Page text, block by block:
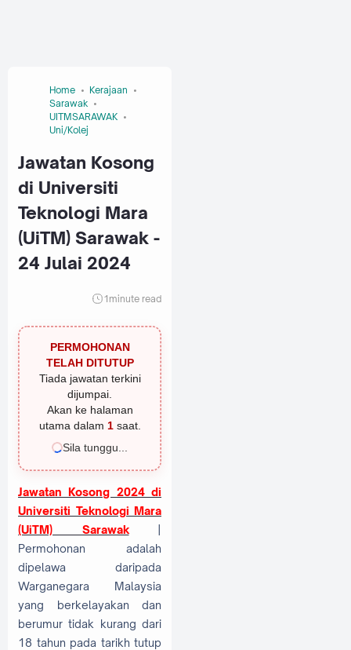
Home
Kerajaan
Sarawak
UITMSARAWAK
Uni/Kolej
Jawatan Kosong
di Universiti
Teknologi Mara
(UiTM) Sarawak -
24 Julai 2024
1 minute read
PERMOHONAN
TELAH DITUTUP
Tiada jawatan terkini
dijumpai.
Akan ke halaman
utama dalam 1saat.
Sila tunggu...
Jawatan Kosong 2024 di
Universiti Teknologi Mara
(UiTM) Sarawak|
Permohonan adalah
dipelawa daripada
Warganegara Malaysia
yang berkelayakan dan
berumur tidak kurang dari
18 tahun pada tarikh tutup